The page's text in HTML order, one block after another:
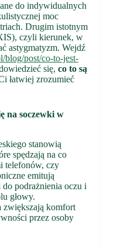
do indywidualnych
moc
Drugim istotnym
czyli kierunek, w
astygmatyzm. Wejdź
blog/post/co-to-jest-
się, co to są
łatwiej zrozumieć
na soczewki w
stanowią
spędzają na co
telefonów, czy
emitują
podrażnienia oczu i
głowy.
zwiększają komfort
przez osoby